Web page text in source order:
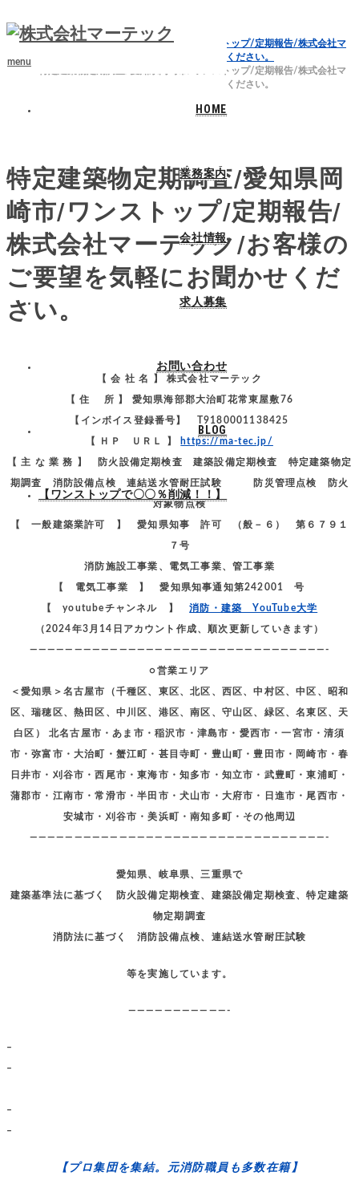
menu
HOME
業務案内
会社情報
求人募集
お問い合わせ
BLOG
【ワンストップで〇〇％削減！！】
ブログ
特定建築物定期調査/愛知県岡崎市/ワンストップ/定期報告/株式会社マ
ーテック/お客様のご要望を気軽にお聞かせください。
特定建築物定期調査/愛知県岡崎市/ワンストップ/定期報告/株式会社マ
ーテック/お客様のご要望を気軽にお聞かせください。
特定建築物定期調査/愛知県岡
崎市/ワンストップ/定期報告/
株式会社マーテック/お客様の
ご要望を気軽にお聞かせくだ
さい。
【 会 社 名 】 株式会社マーテック
【 住 所 】 愛知県海部郡大治町花常東屋敷76
【インボイス登録番号】 T9180001138425
【 ＨＰ ＵＲＬ 】 https://ma-tec.jp/
【 主 な 業 務 】 防火設備定期検査 建築設備定期検査 特定建築物定
期調査 消防設備点検 連結送水管耐圧試験 防災管理点検 防火
対象物点検
【 一般建築業許可 】 愛知県知事 許可 （般－６） 第６７９１
７号
消防施設工事業、電気工事業、管工事業
【 電気工事業 】 愛知県知事通知第242001 号
【 youtubeチャンネル 】消防・建築 YouTube大学
（2024年3月14日アカウント作成、順次更新していきます）
—————————————————————————————————-
○営業エリア
＜愛知県＞名古屋市（千種区、東区、北区、西区、中村区、中区、昭和
区、瑞穂区、熱田区、中川区、港区、南区、守山区、緑区、名東区、天
白区） 北名古屋市・あま市・稲沢市・津島市・愛西市・一宮市・清須
市・弥富市・大治町・蟹江町・甚目寺町・豊山町・豊田市・岡崎市・春
日井市・刈谷市・西尾市・東海市・知多市・知立市・武豊町・東浦町・
蒲郡市・江南市・常滑市・半田市・犬山市・大府市・日進市・尾西市・
安城市・刈谷市・美浜町・南知多町・その他周辺
—————————————————————————————————-
愛知県、岐阜県、三重県で
建築基準法に基づく 防火設備定期検査、建築設備定期検査、特定建築
物定期調査
消防法に基づく 消防設備点検、連結送水管耐圧試験
等を実施しています。
———————————-
–
–
–
–
【プロ集団を集結。元消防職員も多数在籍】